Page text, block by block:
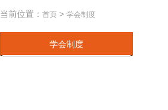
当前位置： 首页 > 学会制度
学会制度